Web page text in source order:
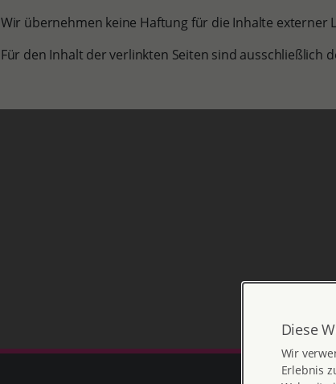
Wir übernehmen keine Haftung für die Inhalte externer
Für den Inhalt der verlinkten Seiten sind ausschließlich
Diese
Wir
Erlebnis